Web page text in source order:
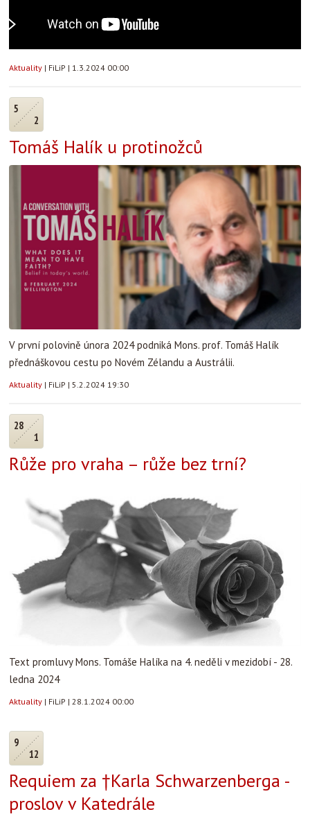
Aktuality | FiLiP | 1.3.2024 00:00
5
2
Tomáš Halík u protinožců
V první polovině února 2024 podniká Mons. prof. Tomáš Halík
přednáškovou cestu po Novém Zélandu a Austrálii.
Aktuality | FiLiP | 5.2.2024 19:30
28
1
Růže pro vraha – růže bez trní?
Text promluvy Mons. Tomáše Halíka na 4. neděli v mezidobí - 28.
ledna 2024
Aktuality | FiLiP | 28.1.2024 00:00
9
12
Requiem za †Karla Schwarzenberga -
proslov v Katedrále